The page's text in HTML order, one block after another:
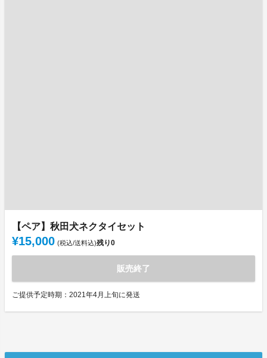
【ペア】秋田犬ネクタイセット
¥15,000 (税込/送料込)残り0
販売終了
ご提供予定時期：2021年4月上旬に発送